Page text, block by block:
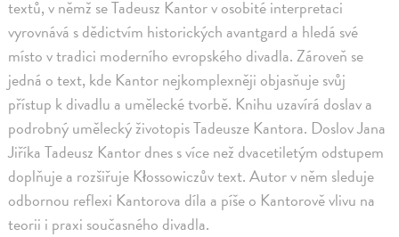
textů, v němž se Tadeusz Kantor v osobité interpretaci
vyrovnává s dědictvím historických avantgard a hledá své
místo v tradici moderního evropského divadla. Zároveň se
jedná o text, kde Kantor nejkomplexněji objasňuje svůj
přístup k divadlu a umělecké tvorbě. Knihu uzavírá doslav a
podrobný umělecký životopis Tadeusze Kantora. Doslov Jana
Jiříka Tadeusz Kantor dnes s více než dvacetiletým odstupem
doplňuje a rozšiřuje Kłossowiczův text. Autor v něm sleduje
odbornou reflexi Kantorova díla a píše o Kantorově vlivu na
teorii i praxi současného divadla.